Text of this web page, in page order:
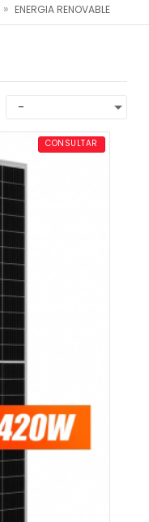
» ENERGIA RENOVABLE
CONSULTAR